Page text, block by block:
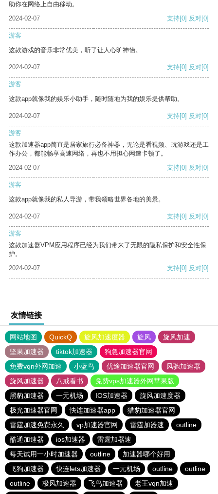
助你在网络上自由移动。
2024-02-07
支持[0] 反对[0]
游客
这款游戏的音乐非常优美，听了让人心旷神怡。
2024-02-07 支持[0] 反对[0]
游客
这款app就像我的娱乐小助手，随时随地为我的娱乐提供帮助。
2024-02-07 支持[0] 反对[0]
游客
这款加速器app简直是居家旅行必备神器，无论是看视频、玩游戏还是工
作办公，都能畅享高速网络，再也不用担心网速卡顿了。
2024-02-07
支持[0] 反对[0]
游客
这款app就像我的私人导游，带我领略世界各地的美景。
2024-02-07 支持[0] 反对[0]
游客
这款加速器VPM应用程序已经为我们带来了无限的隐私保护和安全性保
护。
2024-02-07
支持[0] 反对[0]
友情链接
网站地图 QuickQ 旋风加速度器 旋风
旋风加速
坚果加速器
tiktok加速器
狗急加速器官网
免费vqn外网加速
小蓝鸟 优途加速器官网
风驰加速器
旋风加速器
八戒看书
免费vps加速器外网苹果版
黑豹加速器
一元机场 IOS加速器
旋风加速度器
极光加速器官网
快连加速器app
猎豹加速器官网
雷霆加速免费永久
vp加速器官网 雷霆加器速
outline
酷通加速器
ios加速器
雷霆加器速
每天试用一小时加速器
outline
加速器哪个好用
飞狗加速器
快连lets加速器 一元机场 outline
outline
outline
极风加速器 飞鸟加速器 老王vqn加速